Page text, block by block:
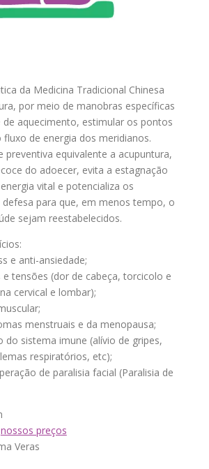
da Medicina Tradicional Chinesa
por meio de manobras específicas
de aquecimento, estimular os pontos
fluxo de energia dos meridianos.
preventiva equivalente a acupuntura,
do adoecer, evita a estagnação
vital e potencializa os
para que, em menos tempo, o
sejam reestabelecidos.
e anti-ansiedade;
e tensões (dor de cabeça, torcicolo e
cervical e lombar);
menstruais e da menopausa;
do sistema imune (alívio de gripes,
respiratórios, etc);
de paralisia facial (Paralisia de
nossos preços
Veras